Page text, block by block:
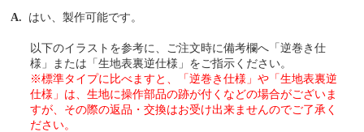
はい、製作可能です。
以下のイラストを参考に、ご注文時に備考欄へ「逆巻き仕
様」または「生地表裏逆仕様」をご指示ください。
※標準タイプに比べますと、「逆巻き仕様」や「生地表裏逆
仕様」は、生地に操作部品の跡が付くなどの場合がございま
すが、その際の返品・交換はお受け出来ませんのでご了承く
ださい。